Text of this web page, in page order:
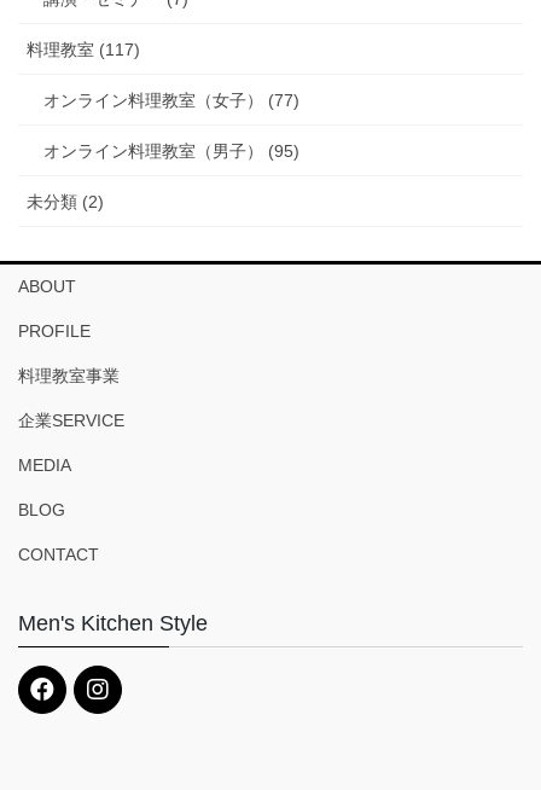
料理教室 (117)
オンライン料理教室（女子） (77)
オンライン料理教室（男子） (95)
未分類 (2)
ABOUT
PROFILE
料理教室事業
企業SERVICE
MEDIA
BLOG
CONTACT
Men's Kitchen Style